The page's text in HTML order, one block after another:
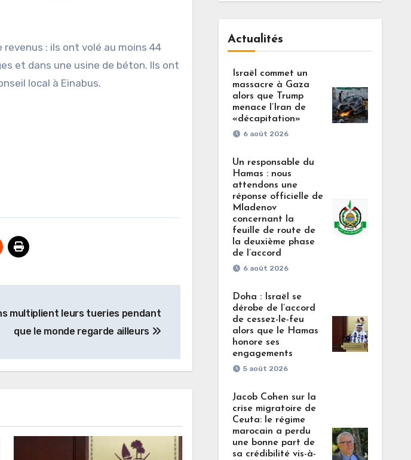
: ils ont volé au moins 44
et dans une usine de béton. Ils ont
local à Einabus.
multiplient leurs tueries pendant
que le monde regarde ailleurs
Actualités
Israël commet un
massacre à Gaza
alors que Trump
menace l’Iran de
«décapitation»
6 août 2026
Un responsable du
Hamas : nous
attendons une
réponse officielle de
Mladenov
concernant la
feuille de route de
la deuxième phase
de l’accord
6 août 2026
Doha : Israël se
dérobe de l’accord
de cessez-le-feu
alors que le Hamas
honore ses
engagements
5 août 2026
Jacob Cohen sur la
crise migratoire de
Ceuta: le régime
marocain a perdu
une bonne part de
sa crédibilité vis-à-